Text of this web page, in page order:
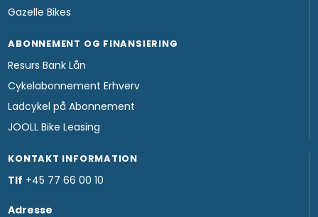
Gazelle Bikes
ABONNEMENT OG FINANSIERING
Resurs Bank Lån
Cykelabonnement Erhverv
Ladcykel på Abonnement
JOOLL Bike Leasing
KONTAKT INFORMATION
Tlf +45 77 66 00 10
Adresse